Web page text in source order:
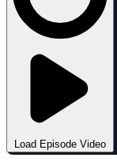
Load Episode Video